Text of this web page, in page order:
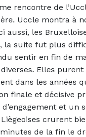
rencontre de
Uccle montra à
aussi, les
la suite fut plus
sentir en fin de
Elles
dans les années
finale et décisive
d’engagement et
crurent
de la fin le